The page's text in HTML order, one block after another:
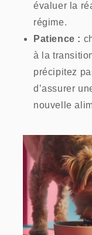
évaluer la
régime.
Patience :
à la
précipitez
d’assurer
nouvelle